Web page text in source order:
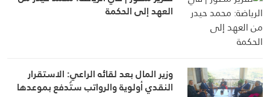
العهد إلى الحكمة
وزير المال بعد لقائه الراعي: الاستقرار
النقدي أولوية والرواتب ستُدفع بموعدها